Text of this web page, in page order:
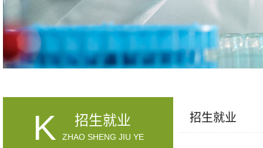
K 招生就业
ZHAO SHENG JIU YE
招生就业